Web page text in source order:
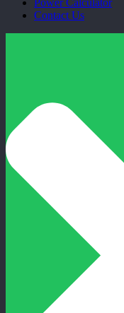
Power Calculator
Contact Us